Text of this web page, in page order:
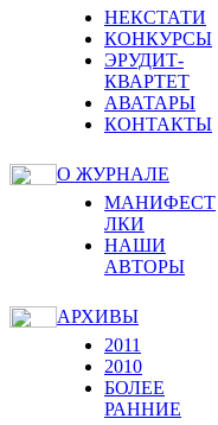
НЕКСТАТИ
КОНКУРСЫ
ЭРУДИТ-
КВАРТЕТ
АВАТАРЫ
КОНТАКТЫ
О ЖУРНАЛЕ
МАНИФЕСТ
ЛКИ
НАШИ
АВТОРЫ
АРХИВЫ
2011
2010
БОЛЕЕ
РАННИЕ